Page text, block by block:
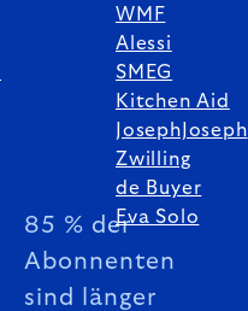
85 % der
Abonnenten
sind länger
WMF
Alessi
SMEG
Kitchen Aid
JosephJoseph
Zwilling
de Buyer
Eva Solo